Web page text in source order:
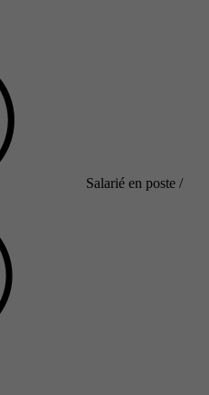
Salarié en poste /